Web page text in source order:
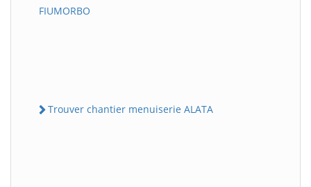
FIUMORBO
Trouver chantier menuiserie ALATA